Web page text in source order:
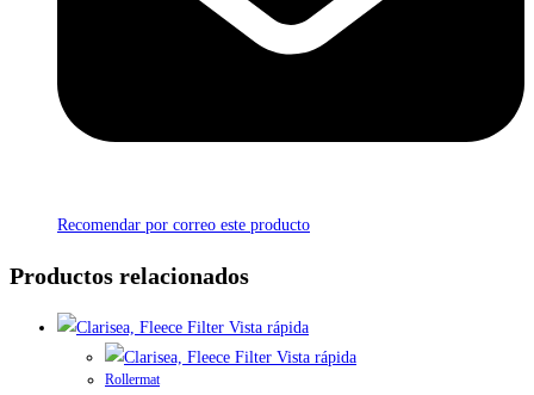
Recomendar por correo este producto
Productos relacionados
Vista rápida
Vista rápida
Rollermat